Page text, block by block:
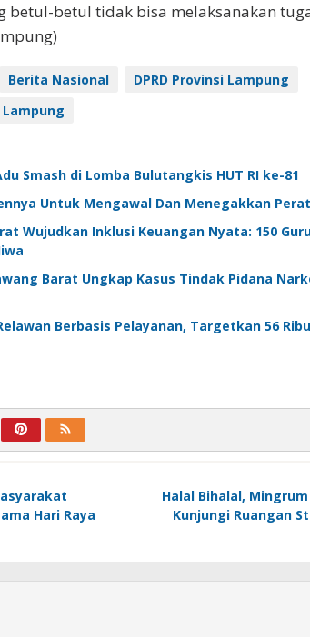
betul-betul tidak bisa melaksanakan
Berita Nasional
DPRD Provinsi Lampung
Smash di Lomba Bulutangkis HUT RI ke-81
Untuk Mengawal Dan Menegakkan
Wujudkan Inklusi Keuangan Nyata: 150
Barat Ungkap Kasus Tindak Pidana
Berbasis Pelayanan, Targetkan 56
Hari Raya
Halal Bihalal,
Kunjungi Ruangan